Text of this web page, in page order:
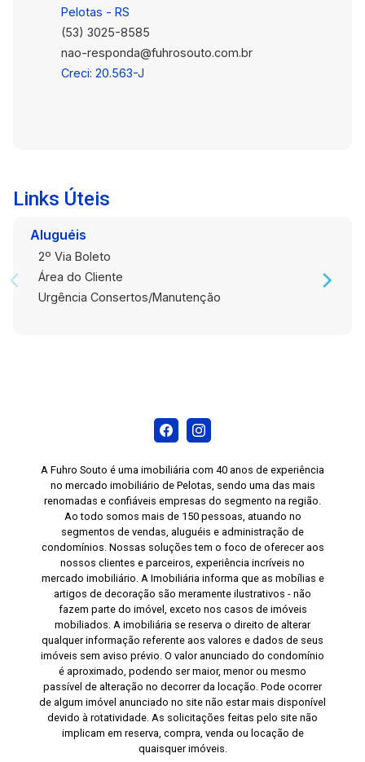
para agendar sua visita!
Pelotas - RS
(53) 3025-8585
nao-responda@fuhrosouto.com.br
Creci: 20.563-J
Links Úteis
Aluguéis
2º Via Boleto
Área do Cliente
Urgência Consertos/Manutenção
A Fuhro Souto é uma imobiliária com 40 anos de experiência
no mercado imobiliário de Pelotas, sendo uma das mais
renomadas e confiáveis empresas do segmento na região.
Ao todo somos mais de 150 pessoas, atuando no
segmentos de vendas, aluguéis e administração de
condomínios. Nossas soluções tem o foco de oferecer aos
nossos clientes e parceiros, experiência incríveis no
mercado imobiliário. A Imobiliária informa que as mobílias e
artigos de decoração são meramente ilustrativos - não
fazem parte do imóvel, exceto nos casos de imóveis
mobiliados. A imobiliária se reserva o direito de alterar
qualquer informação referente aos valores e dados de seus
imóveis sem aviso prévio. O valor anunciado do condomínio
é aproximado, podendo ser maior, menor ou mesmo
passível de alteração no decorrer da locação. Pode ocorrer
de algum imóvel anunciado no site não estar mais disponível
devido à rotatividade. As solicitações feitas pelo site não
implicam em reserva, compra, venda ou locação de
quaisquer imóveis.